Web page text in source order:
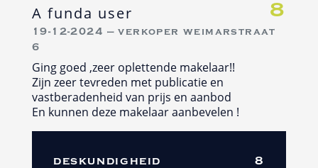
A funda user 8
19-12-2024 — verkoper weimarstraat
6
Ging goed ,zeer oplettende makelaar!!
Zijn zeer tevreden met publicatie en
vastberadenheid van prijs en aanbod
En kunnen deze makelaar aanbevelen !
deskundigheid
8